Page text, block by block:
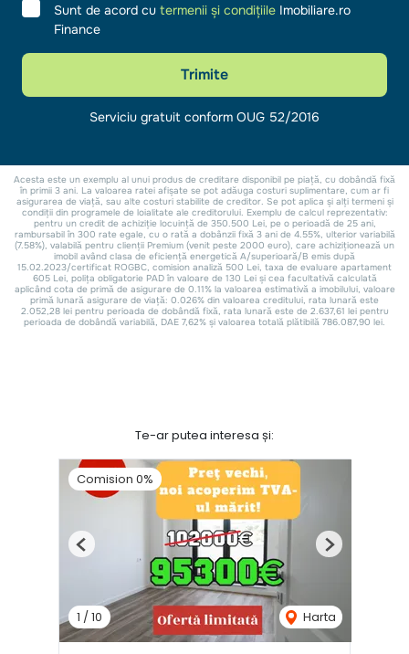
Te-ar putea interesa și:
Comision 0%
1 /10 Harta
Previous Next